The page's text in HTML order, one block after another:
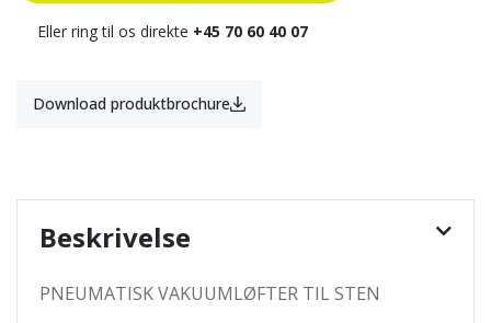
Eller ring til os direkte +45 70 60 40 07
Download produktbrochure
Beskrivelse
PNEUMATISK VAKUUMLØFTER TIL STEN